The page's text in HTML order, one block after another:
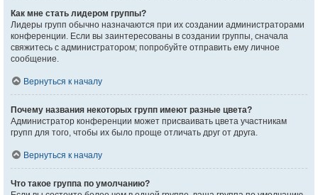
Как мне стать лидером группы?
Лидеры групп обычно назначаются при их создании администраторами
конференции. Если вы заинтересованы в создании группы, сначала
свяжитесь с администратором; попробуйте отправить ему личное
сообщение.
Вернуться к началу
Почему названия некоторых групп имеют разные цвета?
Администратор конференции может присваивать цвета участникам
групп для того, чтобы их было проще отличать друг от друга.
Вернуться к началу
Что такое группа по умолчанию?